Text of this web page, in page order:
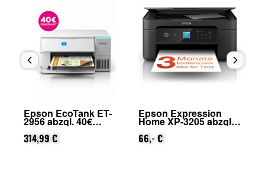
Epson EcoTank ET-
2956 abzgl. 40€
Cashback (von Epson
nach Registrierung)
314,99 €
Epson Expression
Home XP-3205 abzgl.
25€ Cashback (von
Epson nach
Registrierung)
66,- €